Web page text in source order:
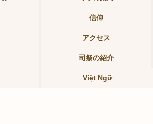
信仰
アクセス
司祭の紹介
Việt Ngữ